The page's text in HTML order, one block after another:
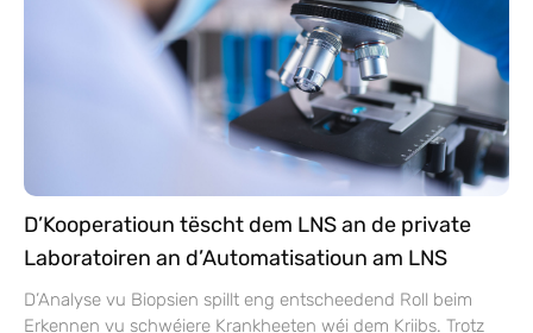
D’Kooperatioun tëscht dem LNS an de private
Laboratoiren an d’Automatisatioun am LNS
D’Analyse vu Biopsien spillt eng entscheedend Roll beim
Erkennen vu schwéiere Krankheeten wéi dem Kriibs. Trotz